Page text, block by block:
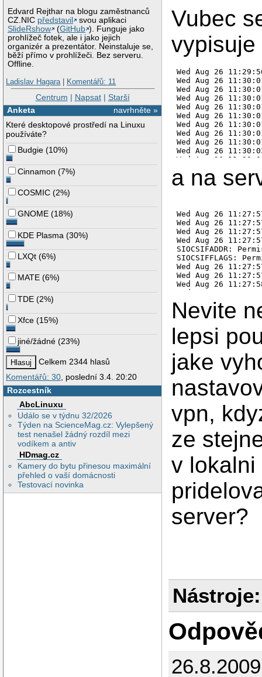
Edvard Rejthar na blogu zaměstnanců
CZ.NIC představil
svou aplikaci
SlideRshow
(GitHub ). Funguje jako
prohlížeč fotek, ale i jako jejich
organizér a prezentátor. Neinstaluje se,
běží přímo v prohlížeči. Bez serveru.
Offline.
Ladislav Hagara| Komentářů: 11
Centrum | Napsat| Starší
navrhněte »
Anketa
Které desktopové prostředí na Linuxu
používáte?
Budgie (10%)
Cinnamon (7%)
COSMIC (2%)
GNOME (18%)
KDE Plasma (30%)
LXQt (6%)
MATE (6%)
TDE (2%)
Xfce (15%)
jiné/žádné (23%)
Celkem 2344 hlasů
Komentářů: 30 , poslední 3.4. 20:20
Rozcestník
AbcLinuxu
Událo se v týdnu 32/2026
Týden na ScienceMag.cz: Vylepšený
test nenašel žádný rozdíl mezi
vodíkem a antiv
HDmag.cz
Kamery do bytu přinesou maximální
přehled o vaší domácnosti
Testovací novinka
Vubec
Wed Aug 26
Wed Aug 26
Wed Aug 26
Wed Aug 26
Wed Aug 26
Wed Aug 26
Wed Aug 26
Wed Aug 26
Wed Aug 26
Wed Aug 26
Wed Aug 26
Wed Aug 26
Wed Aug 26
Wed Aug 26
Wed Aug 26
a na
Nevite
lepsi
jake
vpn,
ze
v lokalni
server?
Nástroje: